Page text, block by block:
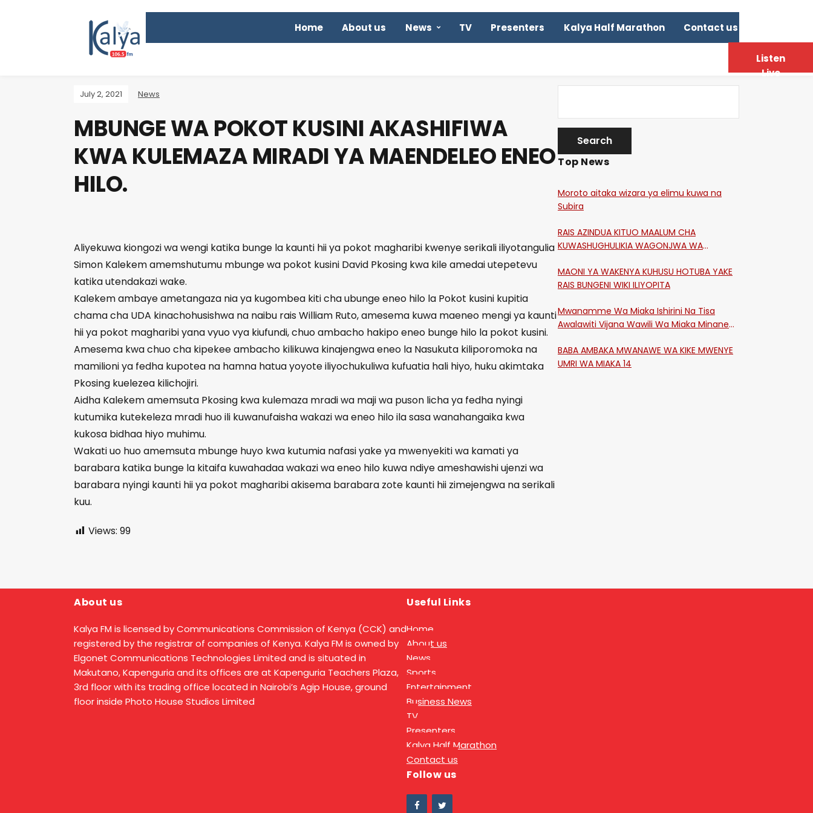
Home About us News TV Presenters Kalya Half Marathon Contact us
July 2, 2021 News
MBUNGE WA POKOT KUSINI AKASHIFIWA
KWA KULEMAZA MIRADI YA MAENDELEO ENEO
HILO.
Aliyekuwa kiongozi wa wengi katika bunge la kaunti hii ya pokot magharibi kwenye serikali iliyotangulia
Simon Kalekem amemshutumu mbunge wa pokot kusini David Pkosing kwa kile amedai utepetevu
katika utendakazi wake.
Kalekem ambaye ametangaza nia ya kugombea kiti cha ubunge eneo hilo la Pokot kusini kupitia
chama cha UDA kinachohusishwa na naibu rais William Ruto, amesema kuwa maeneo mengi ya kaunti
hii ya pokot magharibi yana vyuo vya kiufundi, chuo ambacho hakipo eneo bunge hilo la pokot kusini.
Amesema kwa chuo cha kipekee ambacho kilikuwa kinajengwa eneo la Nasukuta kiliporomoka na
mamilioni ya fedha kupotea na hamna hatua yoyote iliyochukuliwa kufuatia hali hiyo, huku akimtaka
Pkosing kuelezea kilichojiri.
Aidha Kalekem amemsuta Pkosing kwa kulemaza mradi wa maji wa puson licha ya fedha nyingi
kutumika kutekeleza mradi huo ili kuwanufaisha wakazi wa eneo hilo ila sasa wanahangaika kwa
kukosa bidhaa hiyo muhimu.
Wakati uo huo amemsuta mbunge huyo kwa kutumia nafasi yake ya mwenyekiti wa kamati ya
barabara katika bunge la kitaifa kuwahadaa wakazi wa eneo hilo kuwa ndiye ameshawishi ujenzi wa
barabara nyingi kaunti hii ya pokot magharibi akisema barabara zote kaunti hii zimejengwa na serikali
kuu.
Views: 99
Top News
Moroto aitaka wizara ya elimu kuwa na
Subira
RAIS AZINDUA KITUO MAALUM CHA
KUWASHUGHULIKIA WAGONJWA WA
MAONI YA WAKENYA KUHUSU HOTUBA YAKE
RAIS BUNGENI WIKI ILIYOPITA
Mwanamme Wa Miaka Ishirini Na Tisa
Awalawiti Vijana Wawili Wa Miaka Minane
Shikangania, Kakamega
BABA AMBAKA MWANAWE WA KIKE MWENYE
UMRI WA MIAKA 14
About us
Kalya FM is licensed by Communications Commission of Kenya (CCK) and
registered by the registrar of companies of Kenya. Kalya FM is owned by
Elgonet Communications Technologies Limited and is situated in
Makutano, Kapenguria and its offices are at Kapenguria Teachers Plaza,
3rd floor with its trading office located in Nairobi’s Agip House, ground
floor inside Photo House Studios Limited
Useful Links
Home
About us
News
Sports
Entertainment
Business News
TV
Presenters
Kalya Half Marathon
Contact us
Follow us
Listen
Live